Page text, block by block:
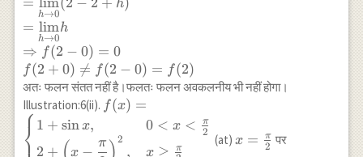
=\underset{h \to
0}{\lim}\left(2+2h-
h^2\right)\\
\Rightarrow
f(2+0)=2 \\ f(2-
0)=\underset{x \to
0^{-}}{\lim}f(2-
h)\\ =\underset{h
\to 0}{\lim}[2-(2-
h→0
h
=
h→0
limh
⇒ f(2 − 0) = 0
f(2 + 0) 
= f(2 − 0) = f(2)
अतः फलन संतत नहीं है।फलतः फलन अवकलनीय भी नहीं होगा।
Illustration:6(ii). f(x)=\begin{cases}
1+\sin x,& 0< x<
\frac{\pi}{2}\\
f(x) =
⎨
⎧1 + sinx,
2 + x −
π 2
,
0 < x < 2
π
x ≥ π
(at){2}
x = 2
π पर